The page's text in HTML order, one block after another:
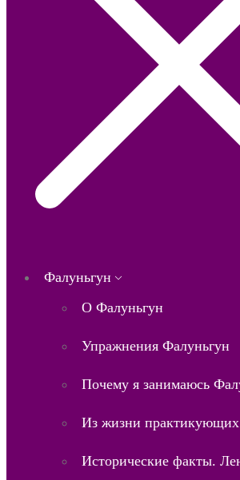
Фалуньгун
О Фалуньгун
Упражнения Фалуньгун
Почему я занимаюсь
Из жизни
Исторические факты.